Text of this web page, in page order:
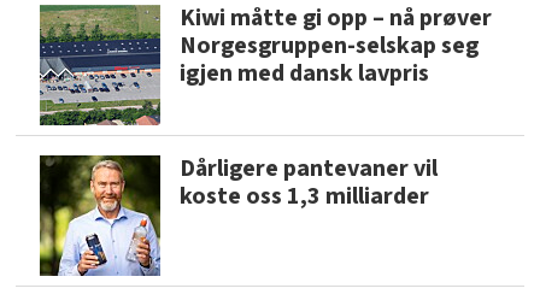
Kiwi måtte gi opp – nå prøver
Norgesgruppen-selskap seg
igjen med dansk lavpris
Dårligere pantevaner vil
koste oss 1,3 milliarder